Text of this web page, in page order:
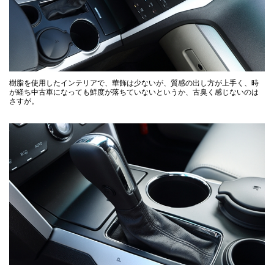
樹脂を使用したインテリアで、華飾は少ないが、質感の出し方が上手く、時
が経ち中古車になっても鮮度が落ちていないというか、古臭く感じないのは
さすが。